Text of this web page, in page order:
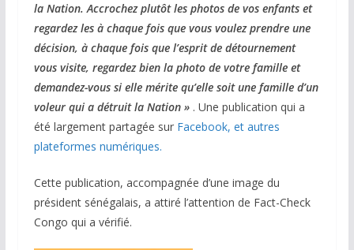
la Nation.Accrochez plutôt les photos de vos enfants et
regardez les à chaque fois que vous voulez prendre une
décision, à chaque fois que l’esprit de détournement
vous visite, regardez bien la photo de votre famille et
demandez-vous si elle mérite qu’elle soit une famille d’un
voleur qui a détruit la Nation ». Une publication qui a
été largement partagée sur Facebook, et autres
plateformes numériques.
Cette publication, accompagnée d’une image du
président sénégalais, a attiré l’attention de Fact-Check
Congo qui a vérifié.